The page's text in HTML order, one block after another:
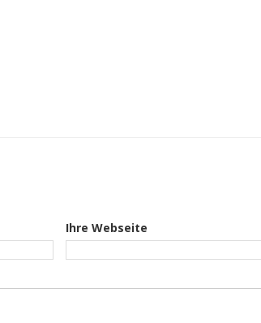
Ihre Webseite